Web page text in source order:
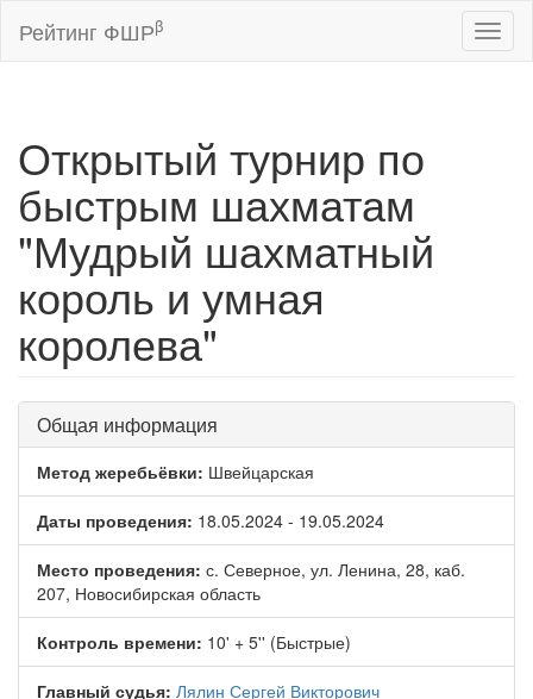
Рейтинг ФШРβ
Открытый турнир по
быстрым шахматам
"Мудрый шахматный
король и умная
королева"
Общая информация
Метод жеребьёвки: Швейцарская
Даты проведения: 18.05.2024 - 19.05.2024
Место проведения: с. Северное, ул. Ленина, 28, каб.
207, Новосибирская область
Контроль времени: 10' + 5'' (Быстрые)
Главный судья: Лялин Сергей Викторович